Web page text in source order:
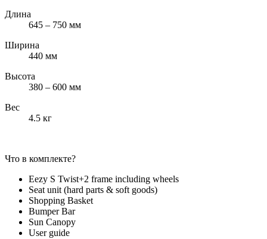
Длина
645 – 750 мм
Ширина
440 мм
Высота
380 – 600 мм
Вес
4.5 кг
Что в комплекте?
Eezy S Twist+2 frame including wheels
Seat unit (hard parts & soft goods)
Shopping Basket
Bumper Bar
Sun Canopy
User guide